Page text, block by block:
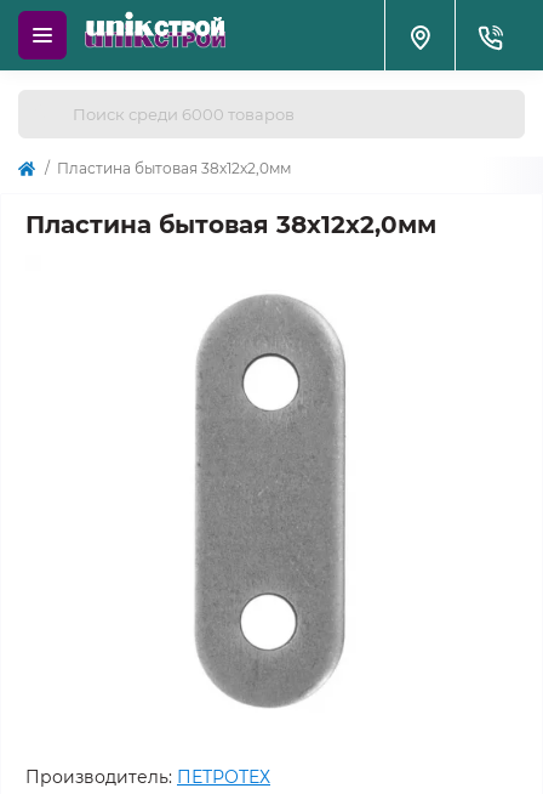
Пластина бытовая 38х12х2,0мм
Пластина бытовая 38х12х2,0мм
Производитель: ПЕТРОТЕХ